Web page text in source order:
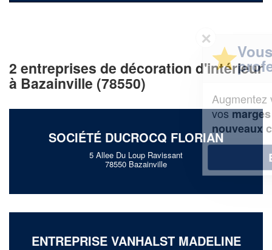
2 entreprises de décoration d'intérieur
à Bazainville (78550)
SOCIÉTÉ DUCROCQ FLORIAN
5 Allee Du Loup Ravissant
78550 Bazainville
ENTREPRISE VANHALST MADELINE
professionnel ?
chiffre d'affaireset
vosmargestout en gagnant de
nouveaux clients
En savoir plus